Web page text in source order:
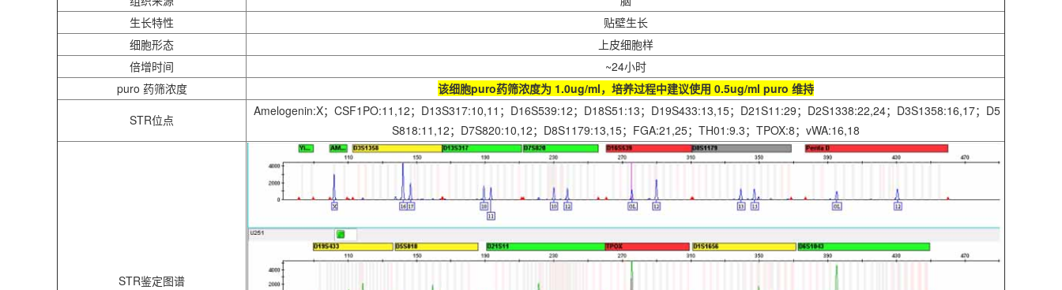
生长特性
贴壁生长
细胞形态
上皮细胞样
倍增时间
~24小时
puro 药筛浓度
该细胞puro药筛浓度为 1.0ug/ml，培养过程中建议使用 0.5ug/ml puro 维持
STR位点
Amelogenin:X；CSF1PO:11,12；D13S317:10,11；D16S539:12；D18S51:13；D19S433:13,15；D21S11:29；D2S1338:22,24；D3S1358:16,17；D5
S818:11,12；D7S820:10,12；D8S1179:13,15；FGA:21,25；TH01:9.3；TPOX:8；vWA:16,18
STR鉴定图谱